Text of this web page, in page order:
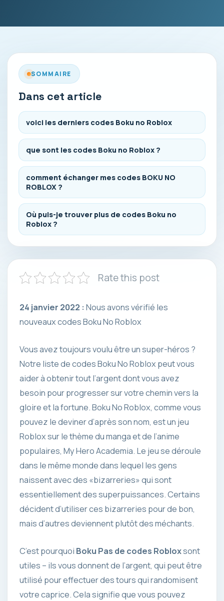
SOMMAIRE
Dans cet article
voici les derniers codes Boku no Roblox
que sont les codes Boku no Roblox ?
comment échanger mes codes BOKU NO
ROBLOX ?
Où puis-je trouver plus de codes Boku no
Roblox ?
Rate this post
24 janvier 2022 : Nous avons vérifié les
nouveaux codes Boku No Roblox
Vous avez toujours voulu être un super-héros ?
Notre liste de codes Boku No Roblox peut vous
aider à obtenir tout l’argent dont vous avez
besoin pour progresser sur votre chemin vers la
gloire et la fortune. Boku No Roblox, comme vous
pouvez le deviner d’après son nom, est un jeu
Roblox sur le thème du manga et de l’anime
populaires, My Hero Academia. Le jeu se déroule
dans le même monde dans lequel les gens
naissent avec des «bizarreries» qui sont
essentiellement des superpuissances. Certains
décident d’utiliser ces bizarreries pour de bon,
mais d’autres deviennent plutôt des méchants.
C’est pourquoi Boku Pas de codes Robloxsont
utiles – ils vous donnent de l’argent, qui peut être
utilisé pour effectuer des tours qui randomisent
votre caprice. Cela signifie que vous pouvez